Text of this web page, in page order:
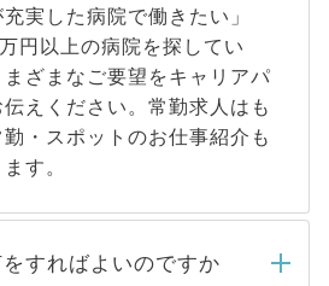
充実した病院で働きたい」
円以上の病院を探してい
ざまなご要望をキャリアパ
えください。常勤求人はも
・スポットのお仕事紹介も
す。
すればよいのですか